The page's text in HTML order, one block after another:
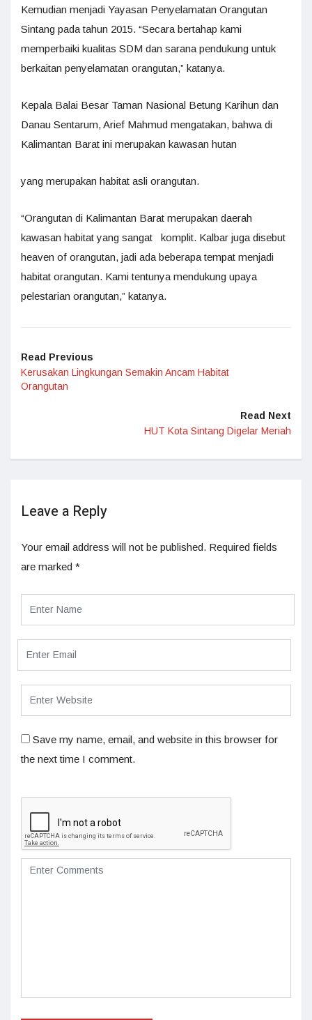
Kemudian menjadi Yayasan Penyelamatan Orangutan
Sintang pada tahun 2015. “Secara bertahap kami
memperbaiki kualitas SDM dan sarana pendukung untuk
berkaitan penyelamatan orangutan,” katanya.
Kepala Balai Besar Taman Nasional Betung Karihun dan
Danau Sentarum, Arief Mahmud mengatakan, bahwa di
Kalimantan Barat ini merupakan kawasan hutan
yang merupakan habitat asli orangutan.
“Orangutan di Kalimantan Barat merupakan daerah
kawasan habitat yang sangat komplit. Kalbar juga disebut
heaven of orangutan, jadi ada beberapa tempat menjadi
habitat orangutan. Kami tentunya mendukung upaya
pelestarian orangutan,” katanya.
Read Previous
Kerusakan Lingkungan Semakin Ancam Habitat
Orangutan
Read Next
HUT Kota Sintang Digelar Meriah
Leave a Reply
Your email address will not be published. Required fields
are marked *
Save my name, email, and website in this browser for
the next time I comment.